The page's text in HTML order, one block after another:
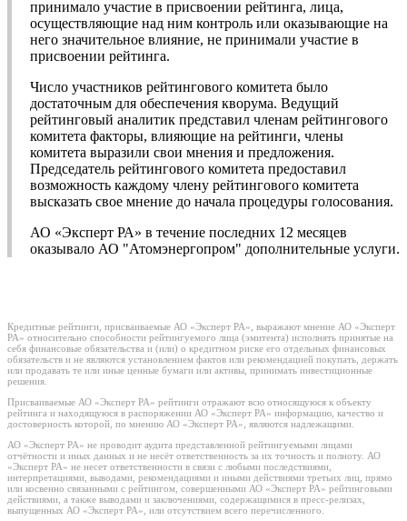
принимало участие в присвоении рейтинга, лица,
осуществляющие над ним контроль или оказывающие на
него значительное влияние, не принимали участие в
присвоении рейтинга.
Число участников рейтингового комитета было
достаточным для обеспечения кворума. Ведущий
рейтинговый аналитик представил членам рейтингового
комитета факторы, влияющие на рейтинги, члены
комитета выразили свои мнения и предложения.
Председатель рейтингового комитета предоставил
возможность каждому члену рейтингового комитета
высказать свое мнение до начала процедуры голосования.
АО «Эксперт РА» в течение последних 12 месяцев
оказывало АО "Атомэнергопром" дополнительные услуги.
Кредитные рейтинги, присваиваемые АО «Эксперт РА», выражают мнение АО «Эксперт
РА» относительно способности рейтингуемого лица (эмитента) исполнять принятые на
себя финансовые обязательства и (или) о кредитном риске его отдельных финансовых
обязательств и не являются установлением фактов или рекомендацией покупать, держать
или продавать те или иные ценные бумаги или активы, принимать инвестиционные
решения.
Присваиваемые АО «Эксперт РА» рейтинги отражают всю относящуюся к объекту
рейтинга и находящуюся в распоряжении АО «Эксперт РА» информацию, качество и
достоверность которой, по мнению АО «Эксперт РА», являются надлежащими.
АО «Эксперт РА» не проводит аудита представленной рейтингуемыми лицами
отчётности и иных данных и не несёт ответственность за их точность и полноту. АО
«Эксперт РА» не несет ответственности в связи с любыми последствиями,
интерпретациями, выводами, рекомендациями и иными действиями третьих лиц, прямо
или косвенно связанными с рейтингом, совершенными АО «Эксперт РА» рейтинговыми
действиями, а также выводами и заключениями, содержащимися в пресс-релизах,
выпущенных АО «Эксперт РА», или отсутствием всего перечисленного.